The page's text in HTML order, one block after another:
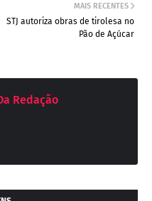
MAIS RECENTES
STJ autoriza obras de tirolesa no
Pão de Açúcar
Redação